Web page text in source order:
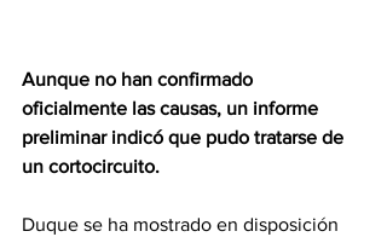
Aunque no han confirmado
oficialmente las causas, un informe
preliminar indicó que pudo tratarse de
un cortocircuito.
Duque se ha mostrado en disposición